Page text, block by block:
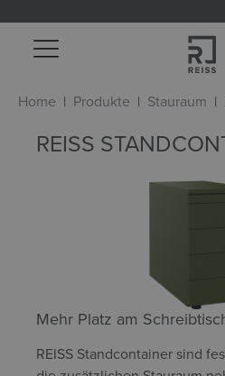
springen
Home Produkte Stauraum
REISS
Mehr Platz am
REISS Standcontainer sind